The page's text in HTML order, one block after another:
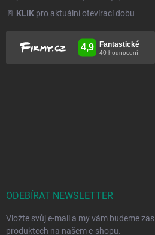
🚪 KLIK pro aktuální otevírací dobu
ODEBÍRAT NEWSLETTER
Vložte svůj e-mail a my vám budeme
produktech na našem e-shopu.